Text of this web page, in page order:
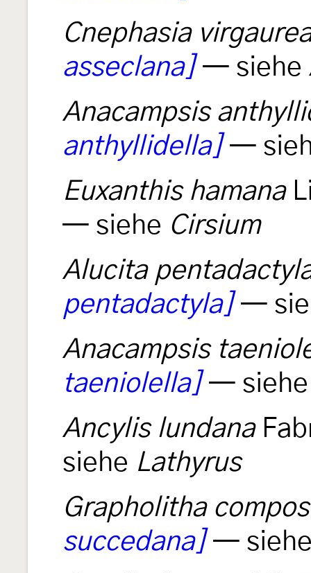
Cnephasia
asseclana]— siehe
Anacampsis
anthyllidella]—
Euxanthis hamana
— siehe Cirsium
Alucita
pentadactyla]—
Anacampsis
taeniolella]—
Ancylis lundana
siehe Lathyrus
Grapholitha
succedana]—